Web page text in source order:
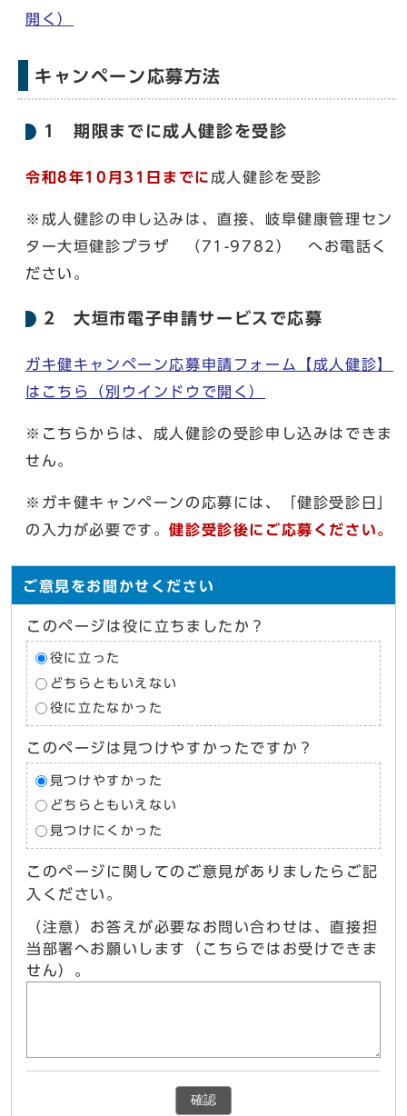
開く）
キャンペーン応募方法
1 期限までに成人健診を受診
令和8年10月31日までに 成人健診を受診
※成人健診の申し込みは、直接、岐阜健康管理セン
ター大垣健診プラザ （71-9782） へお電話く
ださい。
2 大垣市電子申請サービスで応募
ガキ健キャンペーン応募申請フォーム【成人健診】
はこちら
（別ウインドウで開く）
※こちらからは、成人健診の受診申し込みはできま
せん。
※ガキ健キャンペーンの応募には、「健診受診日」
の入力が必要です。健診受診後にご応募ください。
ご意見をお聞かせください
このページは役に立ちましたか？
役に立った
どちらともいえない
役に立たなかった
このページは見つけやすかったですか？
見つけやすかった
どちらともいえない
見つけにくかった
このページに関してのご意見がありましたらご記
入ください。
（注意）お答えが必要なお問い合わせは、直接担
当部署へお願いします（こちらではお受けできま
せん）。
確認